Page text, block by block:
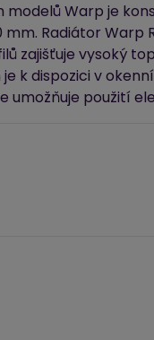
Warp je
Radiátor Warp
zajišťuje vysoký
k dispozici v
umožňuje použití